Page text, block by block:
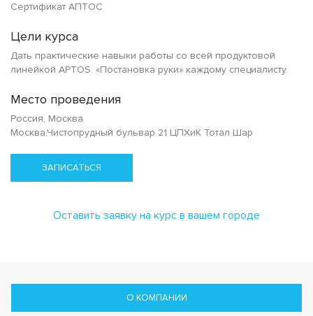
Сертификат АПТОС
Цели курса
Дать практические навыки работы со всей продуктовой
линейкой APTOS. «Постановка руки» каждому специалисту.
Место проведения
Россия, Москва
Москва,Чистопрудный бульвар 21 ЦПХиК Тотал Шар
ЗАПИСАТЬСЯ
Оставить заявку на курс в вашем городе
О КОМПАНИИ